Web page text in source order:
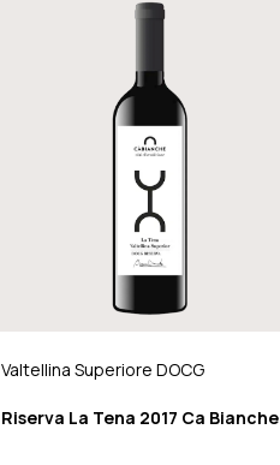
Valtellina Superiore DOCG
Riserva La Tena 2017 Ca Bianche